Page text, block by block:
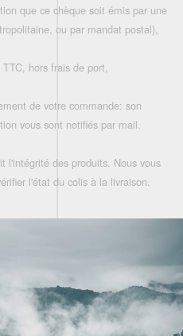
que ce chèque soit émis par une
ou par mandat postal),
hors frais de port,
de votre commande: son
vous sont notifiés par mail.
l'intégrité des produits. Nous vous
l'état du colis à la livraison.